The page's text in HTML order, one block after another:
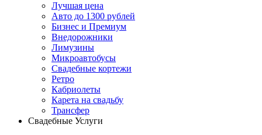
Лучшая цена
Авто до 1300 рублей
Бизнес и Премиум
Внедорожники
Лимузины
Микроавтобусы
Свадебные кортежи
Ретро
Кабриолеты
Карета на свадьбу
Трансфер
Свадебные Услуги